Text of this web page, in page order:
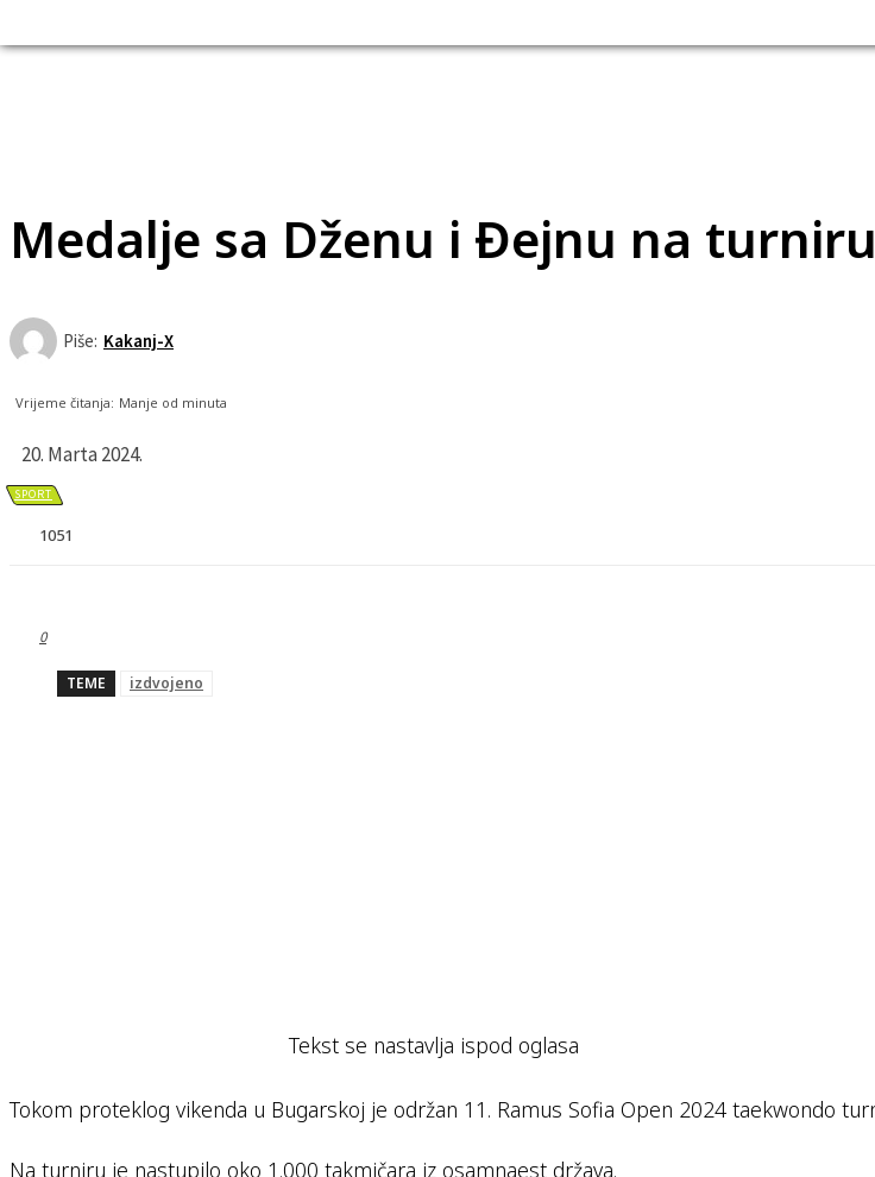
Medalje sa Dženu i Đejnu na
Piše: Kakanj-X
Vrijeme čitanja: Manje od minuta
20. Marta 2024.
SPORT
1051
0
TEME izdvojeno
Tekst se nastavlja ispod oglasa
Tokom proteklog vikenda u Bugarskoj je održan 11. Ramus Sofia Open 2024 taekwondo
Na turniru je nastupilo oko 1.000 takmičara iz osamnaest država.